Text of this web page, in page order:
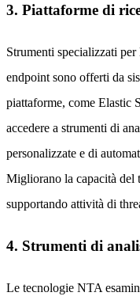
3. Piattaforme di
Strumenti specializzati
endpoint sono offerti da
piattaforme, come Elastic
accedere a strumenti di
personalizzate e di
Migliorano la capacità del
supportando attività di
4. Strumenti di
Le tecnologie NTA